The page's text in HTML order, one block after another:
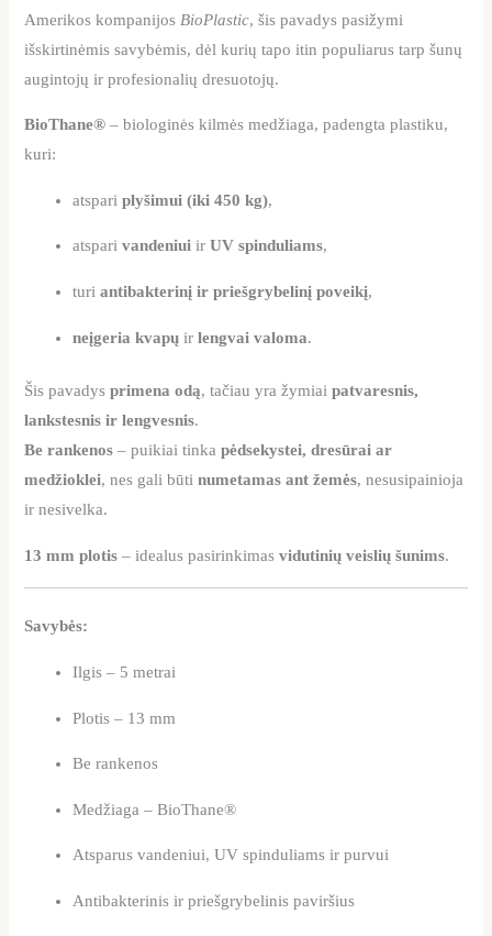
Amerikos kompanijos BioPlastic, šis pavadys pasižymi
išskirtinėmis savybėmis, dėl kurių tapo itin populiarus tarp šunų
augintojų ir profesionalių dresuotojų.
BioThane® – biologinės kilmės medžiaga, padengta plastiku,
kuri:
atspariplyšimui (iki 450 kg),
atsparivandeniui irUV spinduliams,
turiantibakterinį ir priešgrybelinį poveikį,
neįgeria kvapų irlengvai valoma.
Šis pavadysprimena odą, tačiau yra žymiaipatvaresnis,
lankstesnis ir lengvesnis.
Be rankenos – puikiai tinkapėdsekystei, dresūrai ar
medžioklei, nes gali būtinumetamas ant žemės, nesusipainioja
ir nesivelka.
13 mm plotis – idealus pasirinkimasvidutinių veislių šunims.
Savybės:
Ilgis – 5 metrai
Plotis – 13 mm
Be rankenos
Medžiaga – BioThane®
Atsparus vandeniui, UV spinduliams ir purvui
Antibakterinis ir priešgrybelinis paviršius